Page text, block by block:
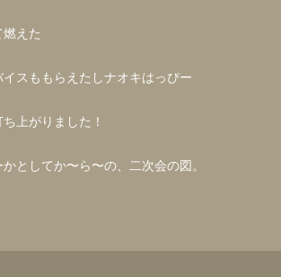
えた
スももらえたしナオキはっぴー
上がりました！
としてか〜ら〜の、二次会の図。